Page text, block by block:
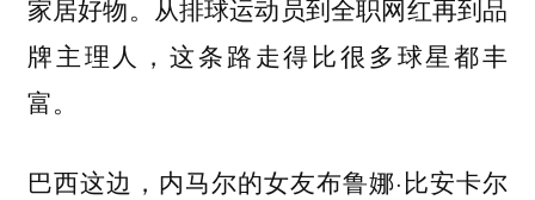
家居好物。从排球运动员到全职网红再到品
牌主理人，这条路走得比很多球星都丰
富。
巴西这边，内马尔的女友布鲁娜·比安卡尔